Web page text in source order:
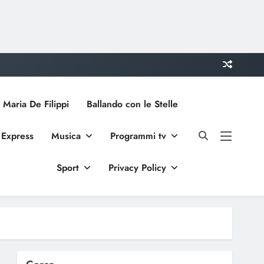
De Filippi Ballando con le Stelle
Musica Programmi tv
Sport Privacy Policy